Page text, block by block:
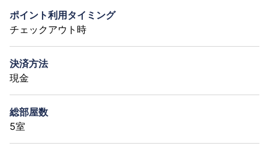
ポイント利用タイミング
チェックアウト時
決済方法
現金
総部屋数
5室